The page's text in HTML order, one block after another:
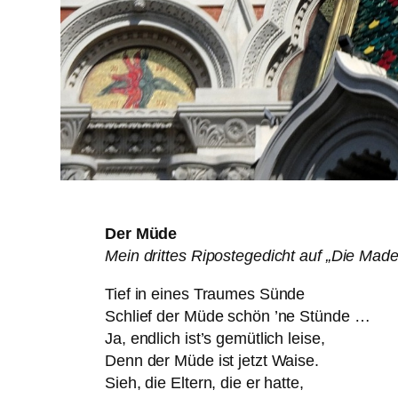
Der Müde
Mein drittes Ripostegedicht auf „Die
Tief in eines Traumes Sünde
Schlief der Müde schön ’ne Stünde …
Ja, endlich ist’s gemütlich leise,
Denn der Müde ist jetzt Waise.
Sieh, die Eltern, die er hatte,